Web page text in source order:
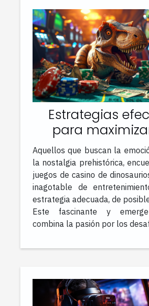
Estrategias
para
ganancias en
casino de
Aquellos que buscan la
la nostalgia prehistórica,
juegos de casino de
inagotable de
estrategia adecuada, de
Este fascinante y
combina la pasión por los